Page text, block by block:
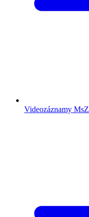
Videozáznamy MsZ